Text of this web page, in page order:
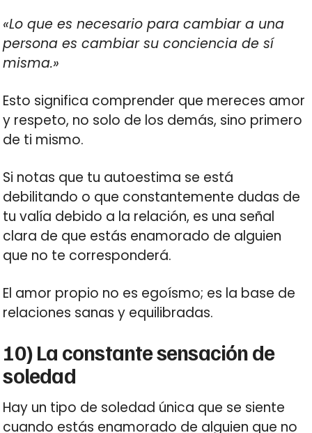
«Lo que es necesario para cambiar a una
persona es cambiar su conciencia de sí
misma.»
Esto significa comprender que mereces amor
y respeto, no solo de los demás, sino primero
de ti mismo.
Si notas que tu autoestima se está
debilitando o que constantemente dudas de
tu valía debido a la relación, es una señal
clara de que estás enamorado de alguien
que no te corresponderá.
El amor propio no es egoísmo; es la base de
relaciones sanas y equilibradas.
10) La constante sensación de
soledad
Hay un tipo de soledad única que se siente
cuando estás enamorado de alguien que no